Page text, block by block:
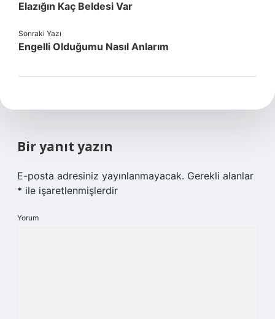
Elazığın Kaç Beldesi Var
Sonraki Yazı
Engelli Olduğumu Nasıl Anlarım
Bir yanıt yazın
E-posta adresiniz yayınlanmayacak. Gerekli alanlar
* ile işaretlenmişlerdir
Yorum